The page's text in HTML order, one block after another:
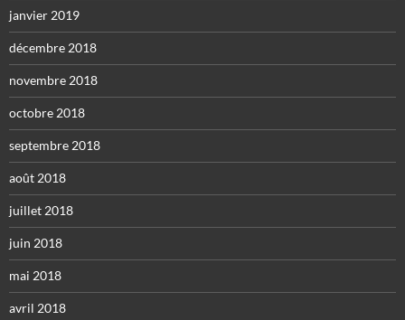
janvier 2019
décembre 2018
novembre 2018
octobre 2018
septembre 2018
août 2018
juillet 2018
juin 2018
mai 2018
avril 2018